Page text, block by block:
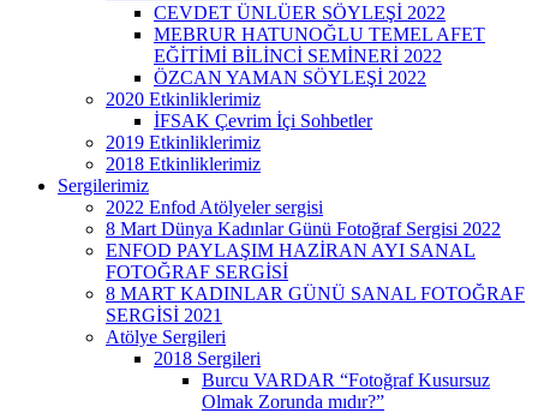
CEVDET ÜNLÜER SÖYLEŞİ 2022
MEBRUR HATUNOĞLU TEMEL AFET
EĞİTİMİ BİLİNCİ SEMİNERİ 2022
ÖZCAN YAMAN SÖYLEŞİ 2022
2020 Etkinliklerimiz
İFSAK Çevrim İçi Sohbetler
2019 Etkinliklerimiz
2018 Etkinliklerimiz
Sergilerimiz
2022 Enfod Atölyeler sergisi
8 Mart Dünya Kadınlar Günü Fotoğraf Sergisi 2022
ENFOD PAYLAŞIM HAZİRAN AYI SANAL
FOTOĞRAF SERGİSİ
8 MART KADINLAR GÜNÜ SANAL FOTOĞRAF
SERGİSİ 2021
Atölye Sergileri
2018 Sergileri
Burcu VARDAR “Fotoğraf Kusursuz
Olmak Zorunda mıdır?”